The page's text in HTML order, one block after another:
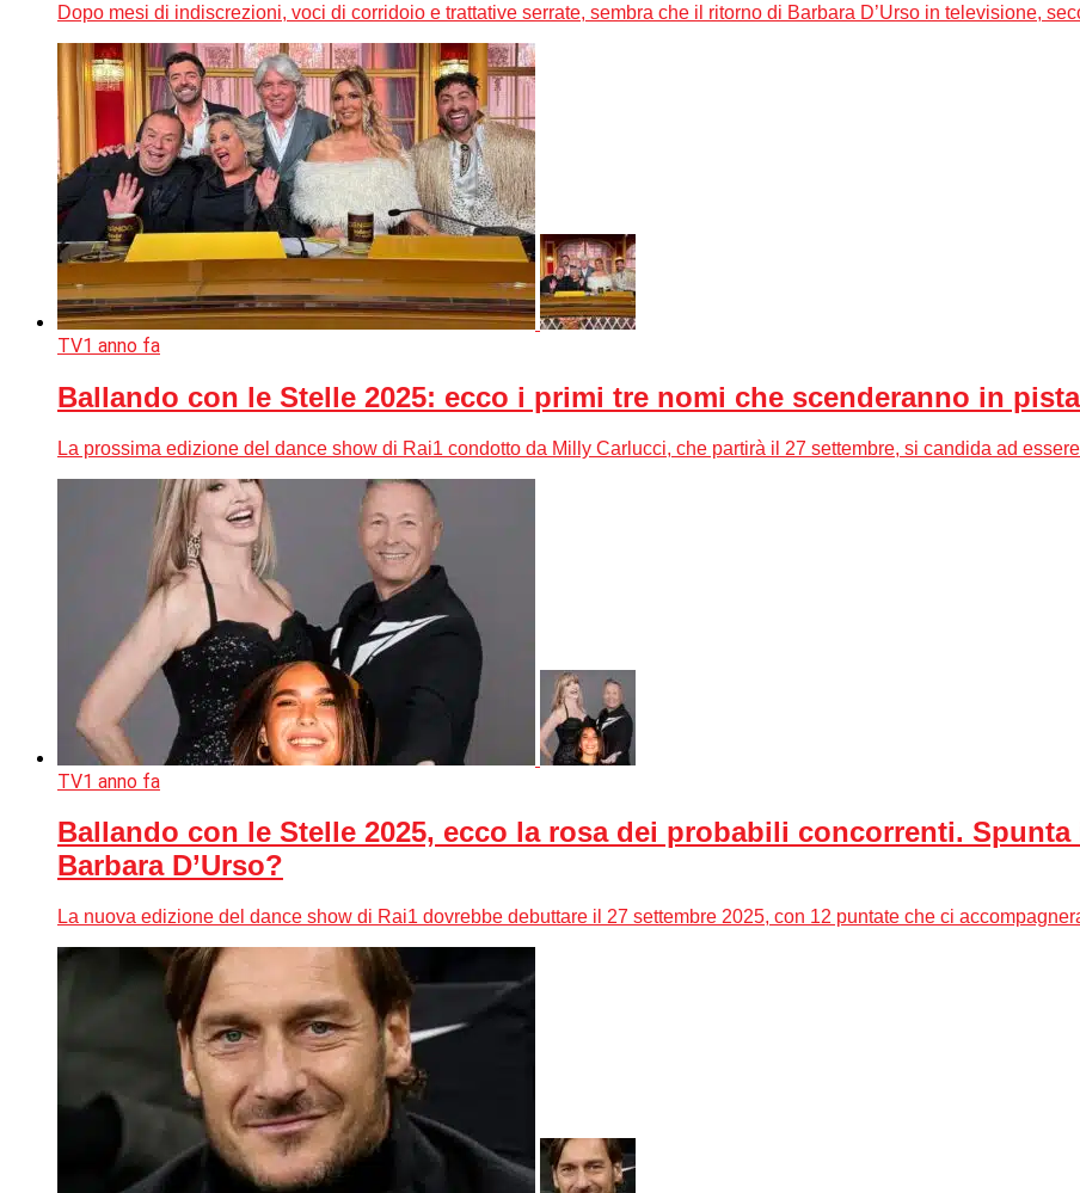
Dopo mesi di indiscrezioni, voci di corridoio e trattative serrate, sembra che il ritorno di Barbara D’Urso in televisione,
TV1 anno fa
Ballando con le Stelle 2025: ecco i primi tre nomi che scenderanno in pista
La prossima edizione del dance show di Rai1 condotto da Milly Carlucci, che partirà il 27 settembre, si candida ad
TV1 anno fa
Ballando con le Stelle 2025, ecco la rosa dei probabili concorrenti.
Barbara D’Urso?
La nuova edizione del dance show di Rai1 dovrebbe debuttare il 27 settembre 2025, con 12 puntate che ci